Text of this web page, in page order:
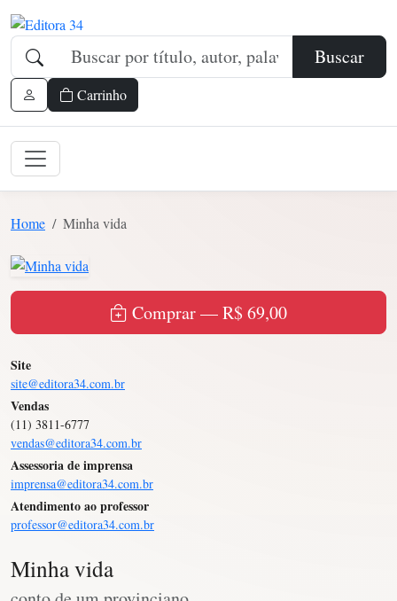
Buscar
Carrinho
Home Minha vida
Comprar — R$ 69,00
Site
site@editora34.com.br
Vendas
(11) 3811-6777
vendas@editora34.com.br
Assessoria de imprensa
imprensa@editora34.com.br
Atendimento ao professor
professor@editora34.com.br
Minha vida